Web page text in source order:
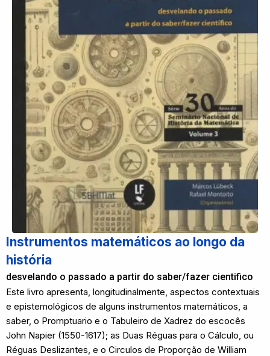
Instrumentos matemáticos ao longo da
história
desvelando o passado a partir do saber/fazer cientifico
Este livro apresenta, longitudinalmente, aspectos contextuais
e epistemológicos de alguns instrumentos matemáticos, a
saber, o Promptuario e o Tabuleiro de Xadrez do escocês
John Napier (1550-1617); as Duas Réguas para o Cálculo, ou
Réguas Deslizantes, e o Circulos de Proporção de William